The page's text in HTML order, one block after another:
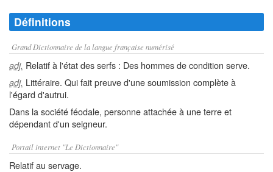
Définitions
Grand Dictionnaire de la langue française numérisé
adj. Relatif à l'état des serfs : Des hommes de condition serve.
adj. Littéraire. Qui fait preuve d'une soumission complète à
l'égard d'autrui.
Dans la société féodale, personne attachée à une terre et
dépendant d'un seigneur.
Portail internet "Le Dictionnaire"
Relatif au servage.